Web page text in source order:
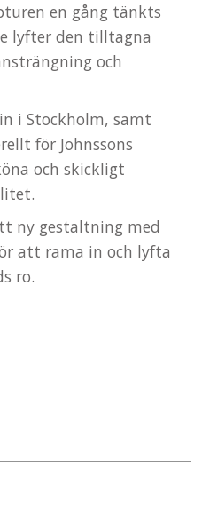
en gång tänkts
lyfter den tilltagna
och
i Stockholm, samt
för Johnssons
och skickligt
ny gestaltning med
att rama in och lyfta
ro.